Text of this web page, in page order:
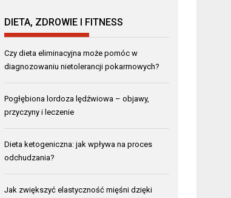
DIETA, ZDROWIE I FITNESS
Czy dieta eliminacyjna może pomóc w
diagnozowaniu nietolerancji pokarmowych?
Pogłębiona lordoza lędźwiowa – objawy,
przyczyny i leczenie
Dieta ketogeniczna: jak wpływa na proces
odchudzania?
Jak zwiększyć elastyczność mięśni dzięki